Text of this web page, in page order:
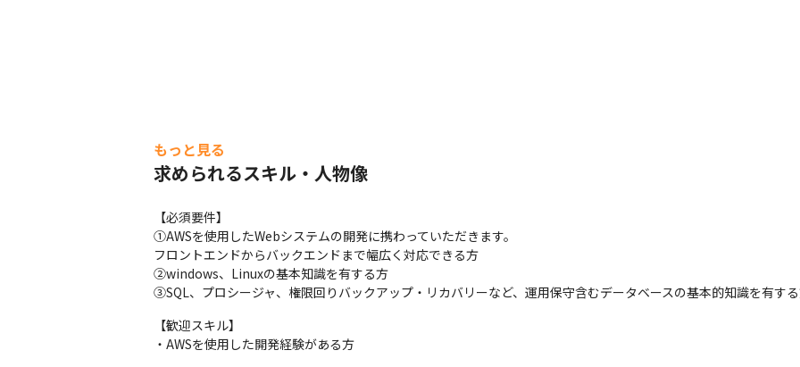
もっと見る
求められるスキル・人物像
【必須要件】
①AWSを使用したWebシステムの開発に携わっていただきます。
フロントエンドからバックエンドまで幅広く対応できる方
②windows、Linuxの基本知識を有する方
③SQL、プロシージャ、権限回りバックアップ・リカバリーなど、運用保守含むデータベースの基本的知識を有す
【歓迎スキル】
・AWSを使用した開発経験がある方